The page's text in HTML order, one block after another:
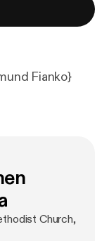
Fianko}
Church,